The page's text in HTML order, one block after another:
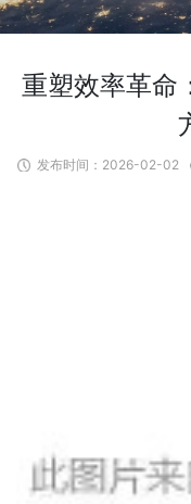
重塑效率革命
发布时间： 2026-02-02